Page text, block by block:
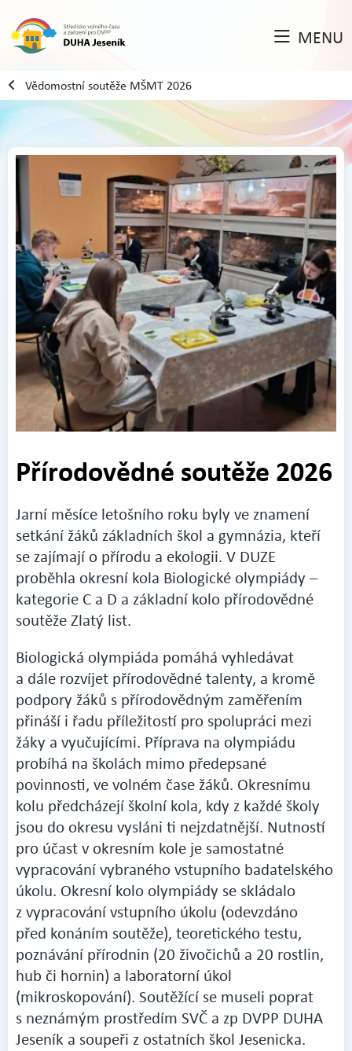
MENU
Vědomostní soutěže MŠMT 2026
Přírodovědné soutěže 2026
Jarní měsíce letošního roku byly ve znamení
setkání žáků základních škol a gymnázia, kteří
se zajímají o přírodu a ekologii. V DUZE
proběhla okresní kola Biologické olympiády –
kategorie C a D a základní kolo přírodovědné
soutěže Zlatý list.
Biologická olympiáda pomáhá vyhledávat
a dále rozvíjet přírodovědné talenty, a kromě
podpory žáků s přírodovědným zaměřením
přináší i řadu příležitostí pro spolupráci mezi
žáky a vyučujícími. Příprava na olympiádu
probíhá na školách mimo předepsané
povinnosti, ve volném čase žáků. Okresnímu
kolu předcházejí školní kola, kdy z každé školy
jsou do okresu vysláni ti nejzdatnější. Nutností
pro účast v okresním kole je samostatné
vypracování vybraného vstupního badatelského
úkolu. Okresní kolo olympiády se skládalo
z vypracování vstupního úkolu (odevzdáno
před konáním soutěže), teoretického testu,
poznávání přírodnin (20 živočichů a 20 rostlin,
hub či hornin) a laboratorní úkol
(mikroskopování). Soutěžící se museli poprat
s neznámým prostředím SVČ a zp DVPP DUHA
Jeseník a soupeři z ostatních škol Jesenicka.